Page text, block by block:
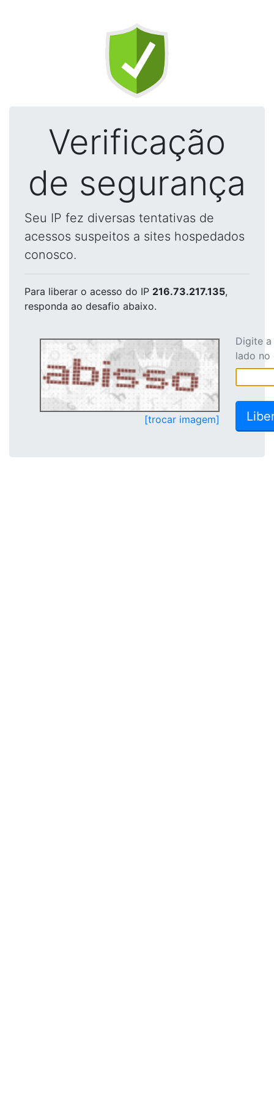
Verificação
de segurança
Seu IP fez diversas tentativas de
acessos suspeitos a sites hospedados
conosco.
Para liberar o acesso do IP 216.73.217.135,
responda ao desafio abaixo.
[trocar imagem]
Digite
lado no